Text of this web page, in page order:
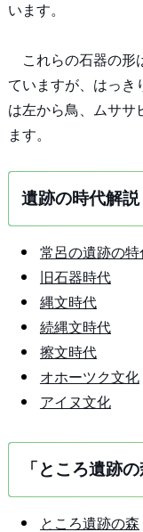
います。
これらの石器の形
ていますが、はっき
は左から鳥、ムササ
ます。
遺跡の時代解説
常呂の遺跡の
旧石器時代
縄文時代
続縄文時代
擦文時代
オホーツク文化
アイヌ文化
「ところ遺跡
ところ遺跡の森